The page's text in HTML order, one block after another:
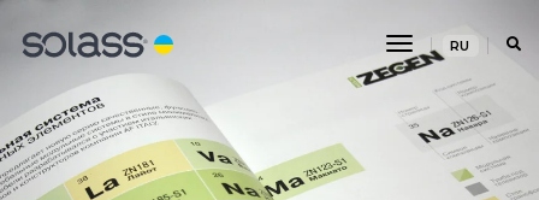
Toggle
Navigation
RU